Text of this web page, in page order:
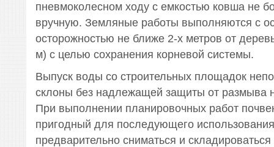
пневмоколесном ходу с емкостью ковша не
вручную. Земляные работы выполняются с
осторожностью не ближе 2-х метров от
м) с целью сохранения корневой системы.
Выпуск воды со строительных площадок
склоны без надлежащей защиты от размыва
При выполнении планировочных работ
пригодный для последующего
предварительно сниматься и